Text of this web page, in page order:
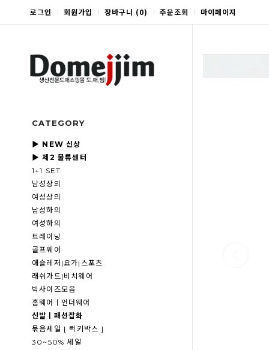
로그인 회원가입 장바구니 (0) 주문조회 마이페이지
CATEGORY
▶ NEW 신상
▶ 제2 물류센터
1+1 SET
남성상의
여성상의
남성하의
여성하의
트레이닝
골프웨어
애슬레저|요가|스포츠
래쉬가드|비치웨어
빅사이즈모음
홈웨어ㅣ언더웨어
신발ㅣ패션잡화
묶음세일 [ 럭키박스 ]
30~50% 세일